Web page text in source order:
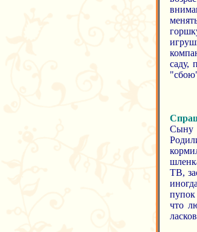
саду,
Сыну
ТВ,
пупок
что